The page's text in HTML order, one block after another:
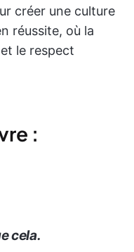
créer une culture
réussite, où la
le respect
:
cela.